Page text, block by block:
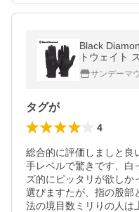
Black
トウェイト
321 グロー
冬サンデーマ
タグが
4
総合的に評価しましと良
手レベルで驚きです、白
ズ的にピッタリが欲しか
選びますたが、指の股部
法の境目数ミリりの人は